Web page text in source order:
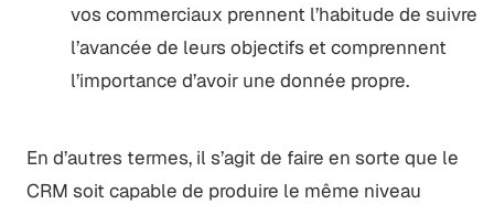
vos commerciaux prennent l’habitude de suivre
l’avancée de leurs objectifs et comprennent
l’importance d’avoir une donnée propre.
En d’autres termes, il s’agit de faire en sorte que le
CRM soit capable de produire le même niveau